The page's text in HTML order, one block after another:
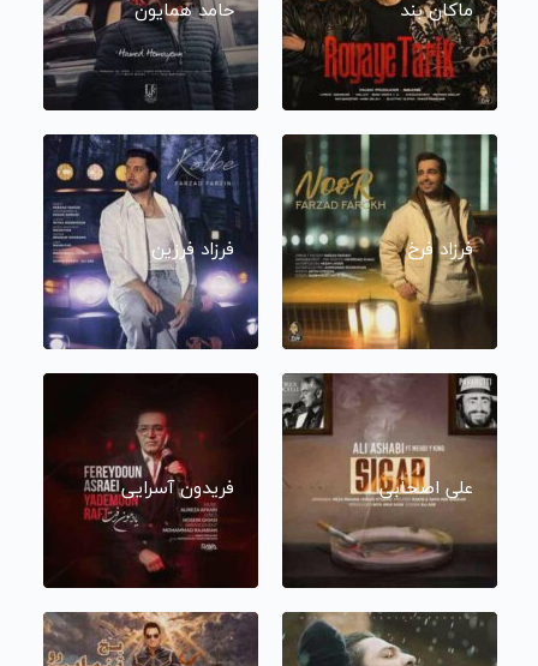
ماکان بند حامد همایون
فرزاد فرخ فرزاد فرزین
علی اصحابی فریدون آسرایی